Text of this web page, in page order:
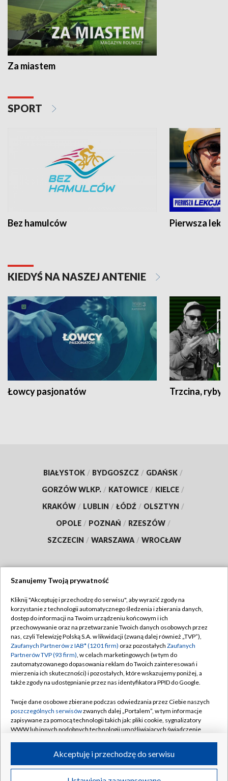
Za miastem
SPORT
Bez hamulców Pierwsza
KIEDYŚ NA NASZEJ ANTENIE
Łowcy pasjonatów Trzcina, ryby
BIAŁYSTOK / BYDGOSZCZ / GDAŃSK /
GORZÓW WLKP. / KATOWICE / KIELCE /
KRAKÓW / LUBLIN / ŁÓDŹ / OLSZTYN /
OPOLE / POZNAŃ / RZESZÓW /
SZCZECIN / WARSZAWA / WROCŁAW
TVP
Abonament TVP
Emisja w TVP
Centrum informacji TVP
Naziemna Telewizja Cyfrowa
Rada Programowa
System NOS
Informacje o nadawcy
Program dla prasy
Regulamin TVP
Polityka prywatności
Moje zgody
Pomoc
Kontakt
Kanały
©2026 Telewizja Polska S.A. w likwidacji
Szanujemy Twoją prywatność
Kliknij "Akceptuję i przechodzę do serwisu", aby wyrazić zgody na
korzystanie z technologii automatycznego śledzenia i zbierania danych,
dostęp do informacji na Twoim urządzeniu końcowym i ich
przechowywanie oraz na przetwarzanie Twoich danych osobowych przez
nas, czyli Telewizję Polską S.A. w likwidacji (zwaną dalej również „TVP”),
Zaufanych Partnerów z IAB* (1201 firm) oraz pozostałych Zaufanych
Partnerów TVP (93 firm), w celach marketingowych (w tym do
zautomatyzowanego dopasowania reklam do Twoich zainteresowań i
mierzenia ich skuteczności) i pozostałych, które wskazujemy poniżej, a
także zgody na udostępnianie przez nas identyfikatora PPID do Google.
Twoje dane osobowe zbierane podczas odwiedzania przez Ciebie naszych
poszczególnych serwisówzwanych dalej „Portalem”, w tym informacje
zapisywane za pomocą technologii takich jak: pliki cookie, sygnalizatory
WWW lub innych podobnych technologii umożliwiających świadczenie
ruchu w Internecie.
Twoje dane osobowe zbierane podczas odwiedzania przez Ciebie
Akceptuję i przechodzę do serwisu